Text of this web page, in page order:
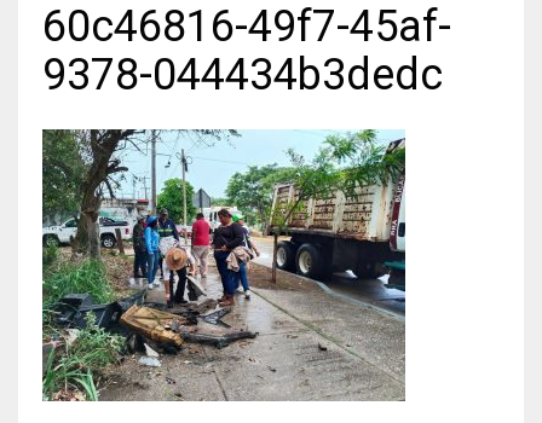
60c46816-49f7-45af-
9378-044434b3dedc